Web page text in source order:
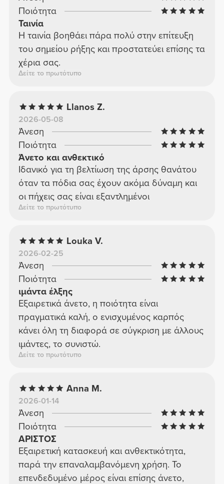
Ποιότητα
Ταινία
Η ταινία βοηθάει πάρα πολύ στην επίτευξη
του σημείου ρήξης και προστατεύει επίσης τα
χέρια σας.
Δείτε το πρωτότυπο
Llanos Z.
2026-05-08
Άνεση
Ποιότητα
Άνετο και ανθεκτικό
Ιδανικό για τη βελτίωση της άρσης θανάτου
όταν τα πόδια σας έχουν ακόμα δύναμη και
οι πήχεις σας είναι εξαντλημένοι
Δείτε το πρωτότυπο
Louka V.
2026-02-25
Άνεση
Ποιότητα
ιμάντα έλξης
Εξαιρετικά άνετο, η ποιότητα είναι
πραγματικά καλή, ο ενισχυμένος καρπός
κάνει όλη τη διαφορά σε σύγκριση με άλλους
ιμάντες, το συνιστώ.
Δείτε το πρωτότυπο
Anna M.
2026-01-14
Άνεση
Ποιότητα
ΑΡΙΣΤΟΣ
Εξαιρετική κατασκευή και ανθεκτικότητα,
παρά την επαναλαμβανόμενη χρήση. Το
επενδεδυμένο μέρος είναι επίσης άνετο,